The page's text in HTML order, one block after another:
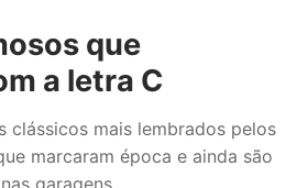
que
a letra C
clássicos mais lembrados pelos
marcaram época e ainda são
garagens.